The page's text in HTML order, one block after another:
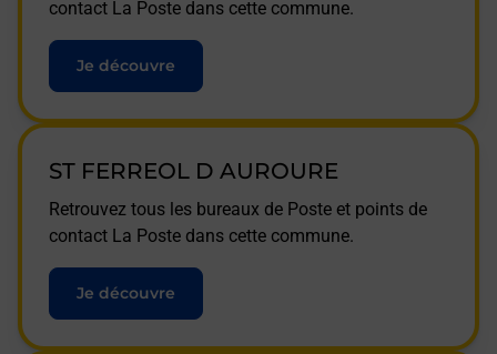
contact La Poste dans cette commune.
Je découvre
ST FERREOL D AUROURE
Retrouvez tous les bureaux de Poste et points de
contact La Poste dans cette commune.
Je découvre